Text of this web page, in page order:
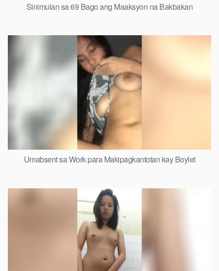
Sinimulan sa 69 Bago ang Maaksyon na Bakbakan
Umabsent sa Work para Makipagkantotan kay Boylet